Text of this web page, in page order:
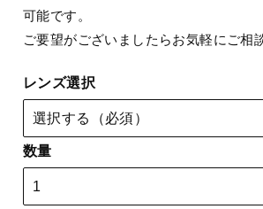
可能です。
ご要望がございましたらお気軽にご相
レンズ選択
数量